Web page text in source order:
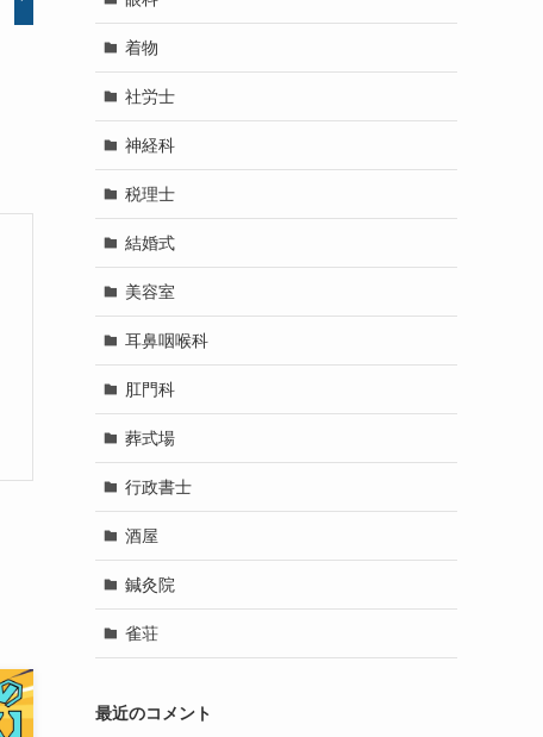
着物
社労士
神経科
税理士
結婚式
美容室
耳鼻咽喉科
肛門科
葬式場
行政書士
酒屋
鍼灸院
雀荘
最近のコメント